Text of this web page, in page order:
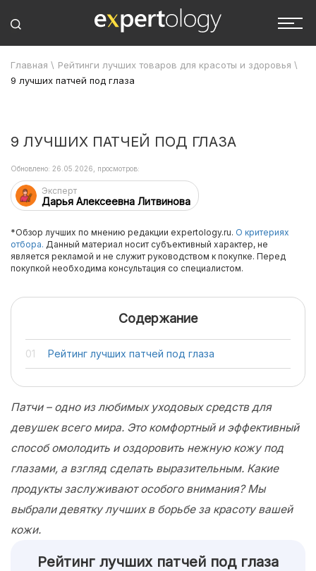
Главная \ Рейтинги лучших товаров для красоты и здоровья \
9 лучших патчей под глаза
9 ЛУЧШИХ ПАТЧЕЙ ПОД ГЛАЗА
Эксперт
Дарья Алексеевна Литвинова
Обновлено: 26.05.2026, просмотров:
*Обзор лучших по мнению редакции expertology.ru. О критериях
отбора. Данный материал носит субъективный характер, не
является рекламой и не служит руководством к покупке. Перед
покупкой необходима консультация со специалистом.
Содержание
Рейтинг лучших патчей под глаза
Патчи – одно из любимых уходовых средств для
девушек всего мира. Это комфортный и эффективный
способ омолодить и оздоровить нежную кожу под
глазами, а взгляд сделать выразительным. Какие
продукты заслуживают особого внимания? Мы
выбрали девятку лучших в борьбе за красоту вашей
кожи.
Рейтинг лучших патчей под глаза